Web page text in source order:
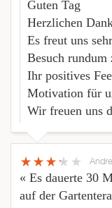
Guten Tag
Herzlichen
Es freut uns
Besuch rundum
Ihr positives
Motivation für
Wir freuen uns
« Es dauerte 30
auf der